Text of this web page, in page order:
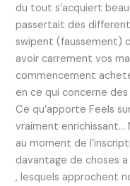
du tout s’acquiert
passertait des
swipent (faussement)
avoir carrement vos
commencement
en ce qui concerne
Ce qu’apporte Feels
vraiment enrichissant…
au moment de
davantage de choses
, lesquels approchent